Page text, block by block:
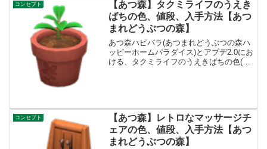
コンセプト
【あつ森】タクミライフのうえき
ばちの色、値段、入手方法【あつ
まれどうぶつの森】
あつ森ハピパラ(あつまれどうぶつの森ハ
ッピーホームパラダイス)とアプデ2.0にお
ける、タクミライフのうえきばちの色(カ
コンセプト
【あつ森】レトロなマッサージチ
ェアの色、値段、入手方法【あつ
まれどうぶつの森】